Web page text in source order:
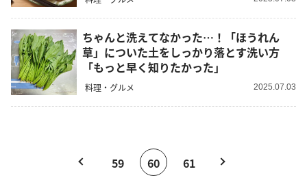
ちゃんと洗えてなかった…！「ほうれん
草」についた土をしっかり落とす洗い方
「もっと早く知りたかった」
料理・グルメ 2025.07.03
59 60 61